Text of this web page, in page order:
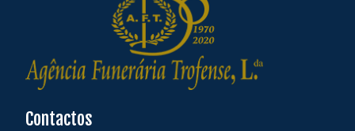
Contactos